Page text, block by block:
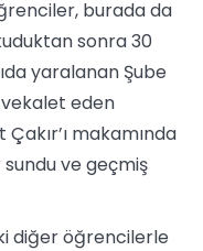
burada da
sonra 30
yaralanan Şube
vekalet eden
makamında
ve geçmiş
diğer öğrencilerle